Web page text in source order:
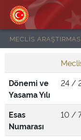
MECLİS
Dönemi ve
Yasama Yılı
24 /
Esas
Numarası
10 /